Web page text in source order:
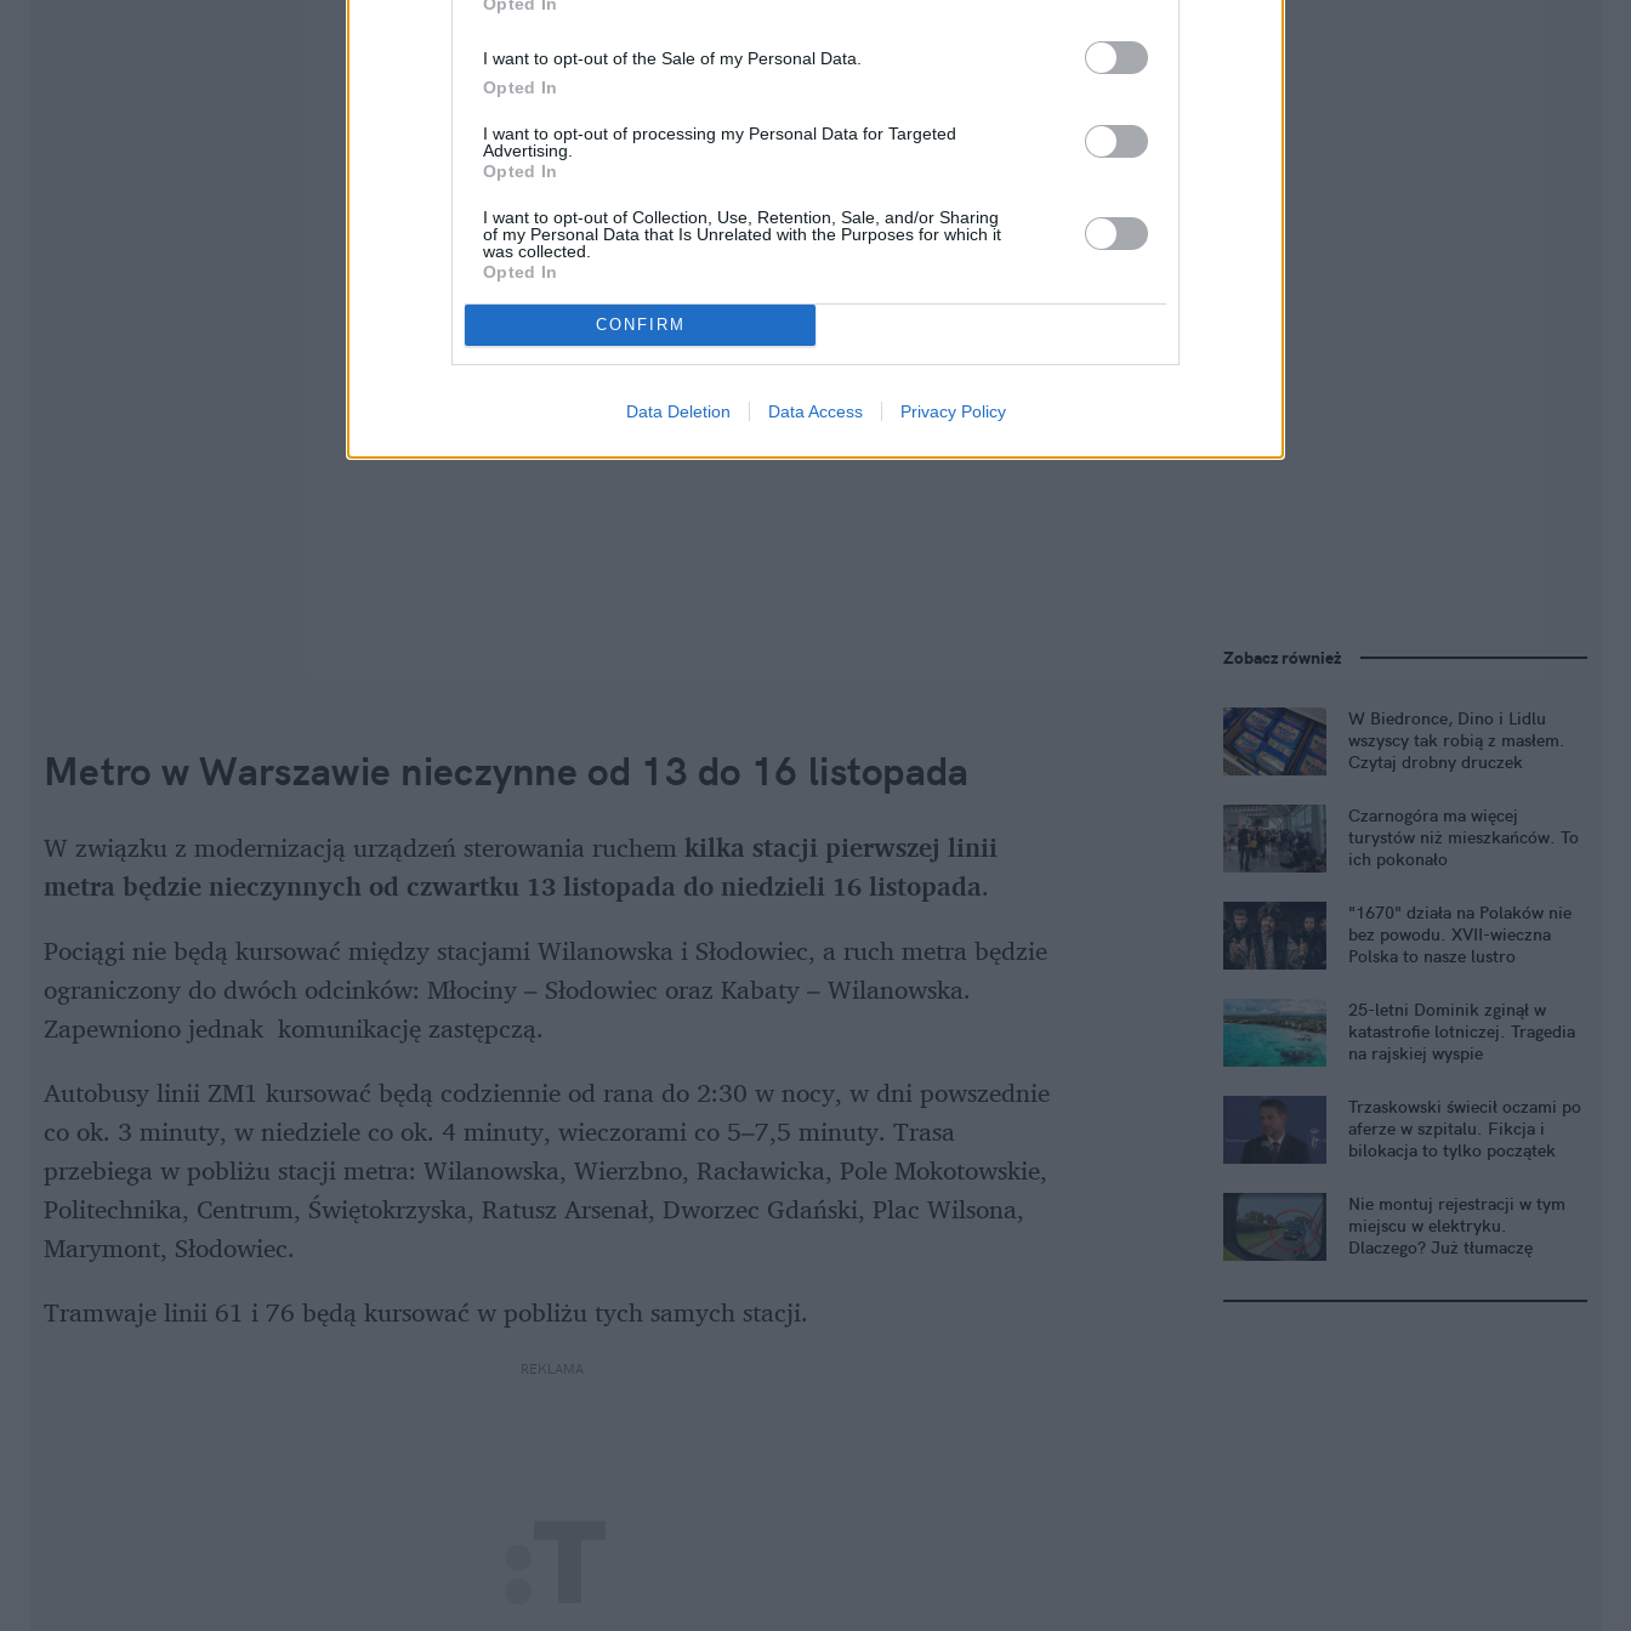
I want to opt-out of the Sale of my Personal Data.
Opted In
I want to opt-out of processing my Personal Data for Targeted
Advertising.
Opted In
I want to opt-out of Collection, Use, Retention, Sale, and/or Sharing
of my Personal Data that Is Unrelated with the Purposes for which it
was collected.
Opted In
CONFIRM
Data Deletion Data Access Privacy Policy
Metro w Warszawie nieczynne od 13 do 16 listopada
W związku z modernizacją urządzeń sterowania ruchem kilka stacji pierwszej linii
metra będzie nieczynnych od czwartku 13 listopada do niedzieli 16 listopada.
Pociągi nie będą kursować między stacjami Wilanowska i Słodowiec, a ruch metra będzie
ograniczony do dwóch odcinków: Młociny – Słodowiec oraz Kabaty – Wilanowska.
Zapewniono jednak  komunikację zastępczą.
Autobusy linii ZM1 kursować będą codziennie od rana do 2:30 w nocy, w dni powszednie
co ok. 3 minuty, w niedziele co ok. 4 minuty, wieczorami co 5–7,5 minuty. Trasa
przebiega w pobliżu stacji metra: Wilanowska, Wierzbno, Racławicka, Pole Mokotowskie,
Politechnika, Centrum, Świętokrzyska, Ratusz Arsenał, Dworzec Gdański, Plac Wilsona,
Marymont, Słodowiec.
Tramwaje linii 61 i 76 będą kursować w pobliżu tych samych stacji.
REKLAMA
Zobacz również
W Biedronce, Dino i Lidlu
wszyscy tak robią z masłem.
Czytaj drobny druczek
Czarnogóra ma więcej
turystów niż mieszkańców. To
ich pokonało
"1670" działa na Polaków nie
bez powodu. XVII-wieczna
Polska to nasze lustro
25-letni Dominik zginął w
katastrofie lotniczej. Tragedia
na rajskiej wyspie
Trzaskowski świecił oczami po
aferze w szpitalu. Fikcja i
bilokacja to tylko początek
Nie montuj rejestracji w tym
miejscu w elektryku.
Dlaczego? Już tłumaczę